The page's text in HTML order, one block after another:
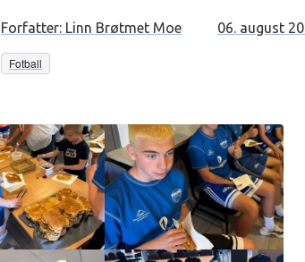
Forfatter: Linn Brøtmet Moe 06. august
Fotball